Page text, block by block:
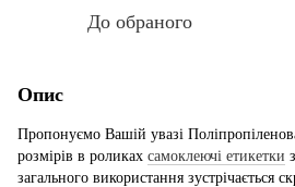
До обраного
Опис
Пропонуємо Вашій увазі
розмірів в роликах самоклеючі етикетки
загального використання зустрічається